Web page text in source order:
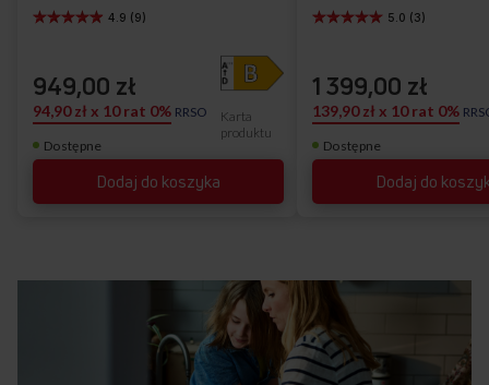
Dostępne
Dodaj do koszyka
4.9 (9)
Karta
produktu
949,00 zł
94,90 zł x 10 rat 0% RRSO
Dostępne
Dodaj do
5.0 (3)
1 399,00 zł
139,90 zł x 10 rat 0%